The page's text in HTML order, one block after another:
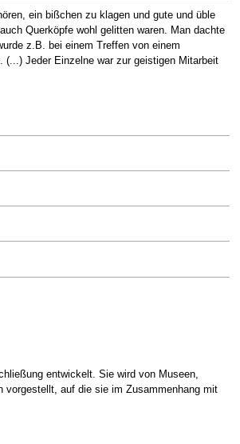
ein bißchen zu klagen und gute und üble
Querköpfe wohl gelitten waren. Man dachte
z.B. bei einem Treffen von einem
Jeder Einzelne war zur geistigen Mitarbeit
entwickelt. Sie wird von Museen,
vorgestellt, auf die sie im Zusammenhang mit